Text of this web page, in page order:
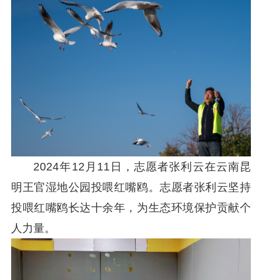
2024年12月11日，志愿者张利云在云南昆
明王官湿地公园投喂红嘴鸥。志愿者张利云坚持
投喂红嘴鸥长达十余年，为生态环境保护贡献个
人力量。